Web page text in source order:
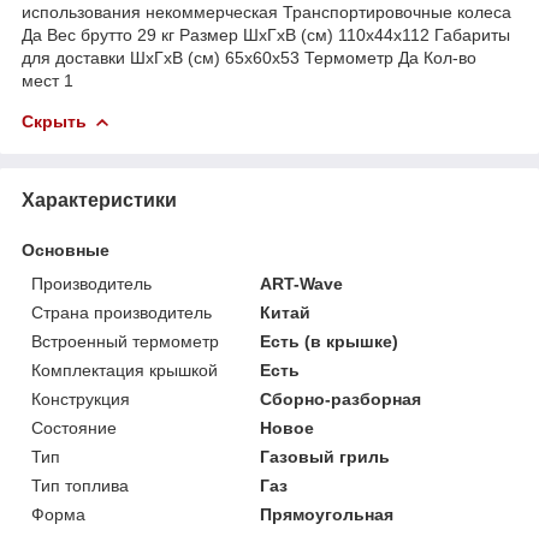
использования некоммерческая Транспортировочные колеса
Да Вес брутто 29 кг Размер ШхГхВ (см) 110х44х112 Габариты
для доставки ШхГхВ (см) 65х60х53 Термометр Да Кол-во
мест 1
Скрыть
Характеристики
Основные
Производитель
ART-Wave
Страна производитель
Китай
Встроенный термометр
Есть (в крышке)
Комплектация крышкой
Есть
Конструкция
Сборно-разборная
Состояние
Новое
Тип
Газовый гриль
Тип топлива
Газ
Форма
Прямоугольная